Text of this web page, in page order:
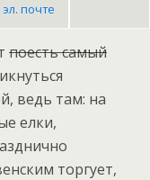
эл. почте
поесть самый
ведь там: на
елки,
торгует,